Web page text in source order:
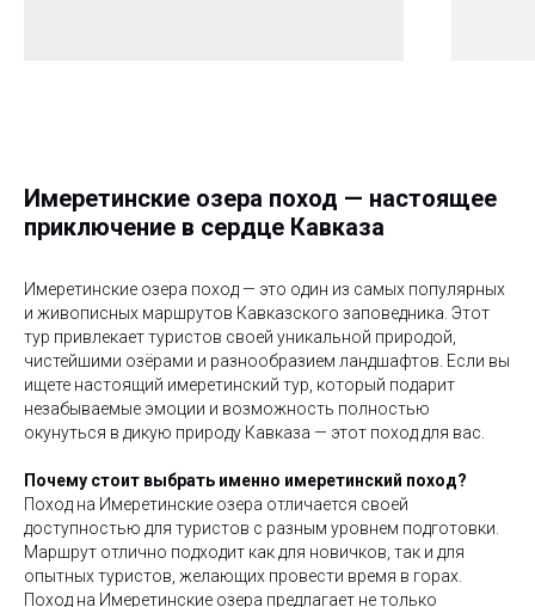
Имеретинские озера поход — настоящее
приключение в сердце Кавказа
Имеретинские озера поход — это один из самых популярных
и живописных маршрутов Кавказского заповедника. Этот
тур привлекает туристов своей уникальной природой,
чистейшими озёрами и разнообразием ландшафтов. Если вы
ищете настоящий имеретинский тур, который подарит
незабываемые эмоции и возможность полностью
окунуться в дикую природу Кавказа — этот поход для вас.
Почему стоит выбрать именно имеретинский поход?
Поход на Имеретинские озера отличается своей
доступностью для туристов с разным уровнем подготовки.
Маршрут отлично подходит как для новичков, так и для
опытных туристов, желающих провести время в горах.
Поход на Имеретинские озера предлагает не только